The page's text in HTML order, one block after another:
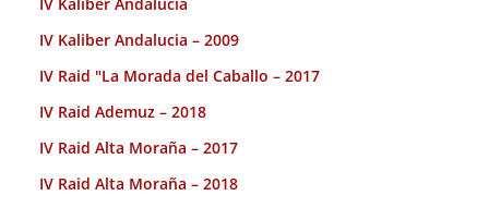
IV Kaliber Andalucia – 2009
IV Raid "La Morada del Caballo – 2017
IV Raid Ademuz – 2018
IV Raid Alta Moraña – 2017
IV Raid Alta Moraña – 2018